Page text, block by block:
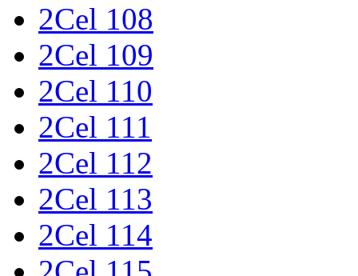
2Cel 108
2Cel 109
2Cel 110
2Cel 111
2Cel 112
2Cel 113
2Cel 114